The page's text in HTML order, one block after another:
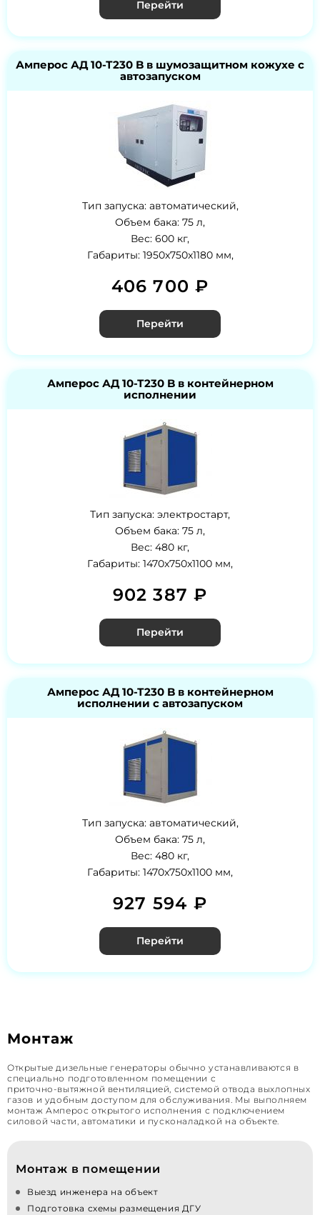
Перейти
Амперос АД 10-Т230 B в шумозащитном кожухе с
автозапуском
Тип запуска: автоматический,
Объем бака: 75 л,
Вес: 600 кг,
Габариты: 1950x750x1180 мм,
406 700 ₽
Перейти
Амперос АД 10-Т230 B в контейнерном
исполнении
Тип запуска: электростарт,
Объем бака: 75 л,
Вес: 480 кг,
Габариты: 1470x750x1100 мм,
902 387 ₽
Перейти
Амперос АД 10-Т230 B в контейнерном
исполнении с автозапуском
Тип запуска: автоматический,
Объем бака: 75 л,
Вес: 480 кг,
Габариты: 1470x750x1100 мм,
927 594 ₽
Перейти
Монтаж
Открытые дизельные генераторы обычно устанавливаются в
специально подготовленном помещении с
приточно‑вытяжной вентиляцией, системой отвода выхлопных
газов и удобным доступом для обслуживания. Мы выполняем
монтаж Амперос открытого исполнения с подключением
силовой части, автоматики и пусконаладкой на объекте.
Монтаж в помещении
Выезд инженера на объект
Подготовка схемы размещения ДГУ